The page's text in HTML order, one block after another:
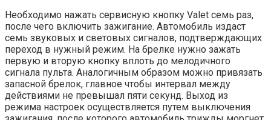
Необходимо нажать сервисную кнопку Valet семь раз,
после чего включить зажигание. Автомобиль издаст
семь звуковых и световых сигналов, подтверждающих
переход в нужный режим. На брелке нужно зажать
первую и вторую кнопку вплоть до мелодичного
сигнала пульта. Аналогичным образом можно привязать
запасной брелок, главное чтобы интервал между
действиями не превышал пяти секунд. Выход из
режима настроек осуществляется путем выключения